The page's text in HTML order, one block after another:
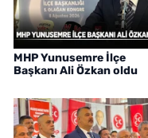
MHP Yunusemre İlçe
Başkanı Ali Özkan oldu